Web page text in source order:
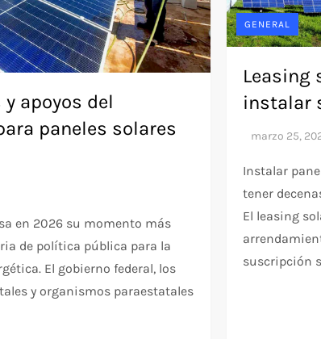
apoyos del
paneles solares
en 2026 su momento más
de política pública para la
El gobierno federal, los
y organismos paraestatales
GENERAL
Leasing
instalar
Instalar
tener
El leasing
suscripción